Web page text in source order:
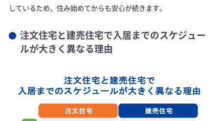
しているため、住み始めてからも安心が続きます。
注文住宅と建売住宅で入居までのスケジュー
ルが大きく異なる理由